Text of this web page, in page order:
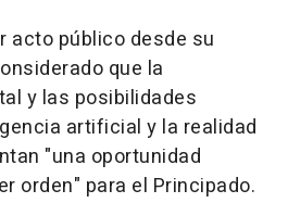
acto público desde su
que la
y las posibilidades
artificial y la realidad
"una oportunidad
orden" para el Principado.